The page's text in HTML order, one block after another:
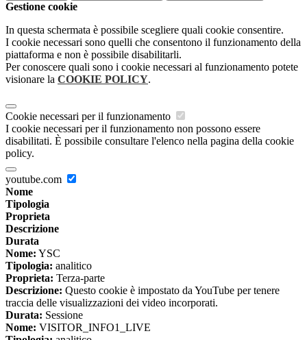
Gestione cookie
In questa schermata è possibile scegliere quali cookie consentire.
I cookie necessari sono quelli che consentono il funzionamento della
piattaforma e non è possibile disabilitarli.
Per conoscere quali sono i cookie necessari al funzionamento potete
visionare la COOKIE POLICY.
Cookie necessari per il funzionamento
I cookie necessari per il funzionamento non possono essere
disabilitati. È possibile consultare l'elenco nella pagina della cookie
policy.
youtube.com
Nome
Tipologia
Proprieta
Descrizione
Durata
Nome: YSC
Tipologia: analitico
Proprieta: Terza-parte
Descrizione: Questo cookie è impostato da YouTube per tenere
traccia delle visualizzazioni dei video incorporati.
Durata: Sessione
Nome: VISITOR_INFO1_LIVE